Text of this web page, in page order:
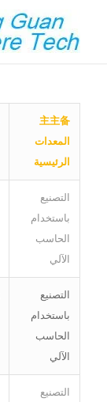
主主备
المعدات
الرئيسية
التصنيع
باستخدام
الحاسب
الآلي
التصنيع
باستخدام
الحاسب
الآلي
التصنيع